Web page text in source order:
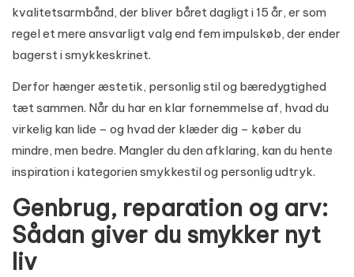
kvalitetsarmbånd, der bliver båret dagligt i 15 år, er som
regel et mere ansvarligt valg end fem impulskøb, der ender
bagerst i smykkeskrinet.
Derfor hænger æstetik, personlig stil og bæredygtighed
tæt sammen. Når du har en klar fornemmelse af, hvad du
virkelig kan lide – og hvad der klæder dig – køber du
mindre, men bedre. Mangler du den afklaring, kan du hente
inspiration i kategoriensmykkestil og personlig udtryk.
Genbrug, reparation og arv:
Sådan giver du smykker nyt
liv